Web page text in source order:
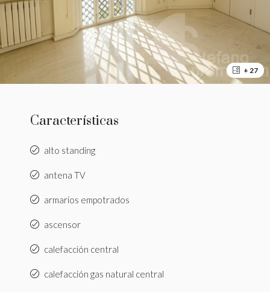
+ 27
Características
alto standing
antena TV
armarios empotrados
ascensor
calefacción central
calefacción gas natural central